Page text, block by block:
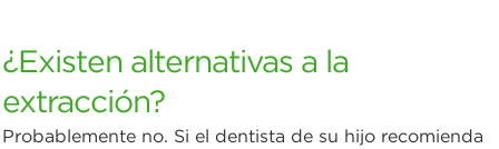
¿Existen alternativas a la
extracción?
Probablemente no. Si el dentista de su hijo recomienda